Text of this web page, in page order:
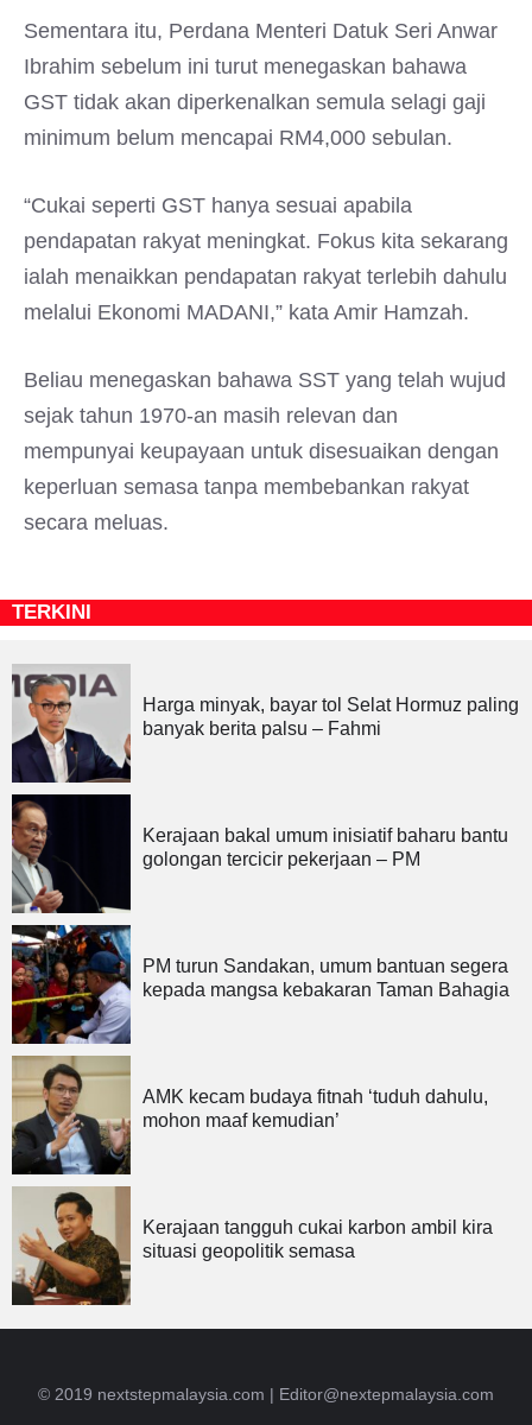
Sementara itu, Perdana Menteri Datuk Seri Anwar
Ibrahim sebelum ini turut menegaskan bahawa
GST tidak akan diperkenalkan semula selagi gaji
minimum belum mencapai RM4,000 sebulan.
“Cukai seperti GST hanya sesuai apabila
pendapatan rakyat meningkat. Fokus kita sekarang
ialah menaikkan pendapatan rakyat terlebih dahulu
melalui Ekonomi MADANI,” kata Amir Hamzah.
Beliau menegaskan bahawa SST yang telah wujud
sejak tahun 1970-an masih relevan dan
mempunyai keupayaan untuk disesuaikan dengan
keperluan semasa tanpa membebankan rakyat
secara meluas.
TERKINI
Harga minyak, bayar tol Selat Hormuz paling
banyak berita palsu – Fahmi
Kerajaan bakal umum inisiatif baharu bantu
golongan tercicir pekerjaan – PM
PM turun Sandakan, umum bantuan segera
kepada mangsa kebakaran Taman Bahagia
AMK kecam budaya fitnah ‘tuduh dahulu,
mohon maaf kemudian’
Kerajaan tangguh cukai karbon ambil kira
situasi geopolitik semasa
© 2019 nextstepmalaysia.com | Editor@nextepmalaysia.com